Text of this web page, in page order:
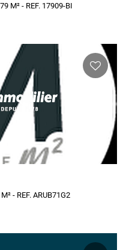
M² - REF. 17909-BI
- REF. ARUB71G2